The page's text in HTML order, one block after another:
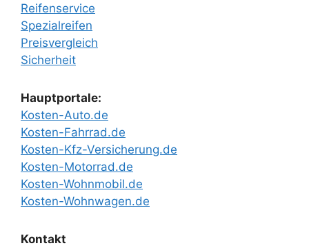
Reifenservice
Spezialreifen
Preisvergleich
Sicherheit
Hauptportale:
Kosten-Auto.de
Kosten-Fahrrad.de
Kosten-Kfz-Versicherung.de
Kosten-Motorrad.de
Kosten-Wohnmobil.de
Kosten-Wohnwagen.de
Kontakt